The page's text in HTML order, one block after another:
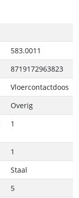
583.0011
8719172963823
Vloercontactdoos
Overig
1
1
Staal
5